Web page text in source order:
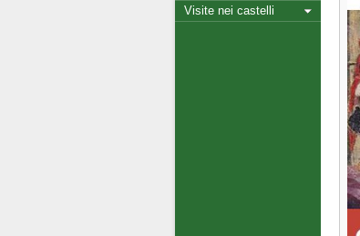
Visite nei castelli